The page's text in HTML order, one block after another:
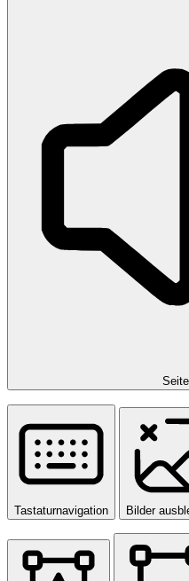
Tastaturnavigation Bilder